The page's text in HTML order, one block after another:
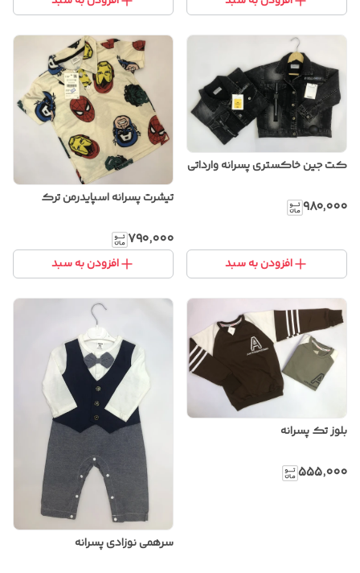
کت جین خاکستری پسرانه وارداتی
۹۸۰٬۰۰۰
افزودن به سبد
تیشرت پسرانه اسپایدرمن ترک
۷۹۰٬۰۰۰
افزودن به سبد
بلوز تک پسرانه
۵۵۵٬۰۰۰
سرهمی نوزادی پسرانه